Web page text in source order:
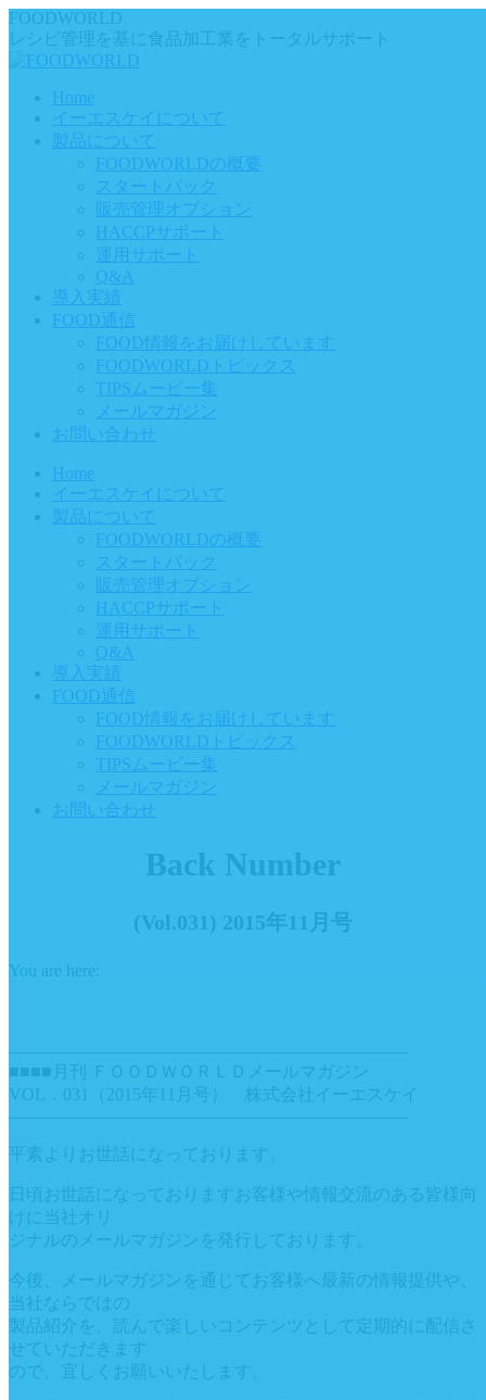
Skip
to
content
FOODWORLD
レシピ管理を基に食品加工業をトータルサポート
Home
イーエスケイについて
製品について
FOODWORLDの概要
スタートパック
販売管理オプション
HACCPサポート
運用サポート
Q&A
導入実績
FOOD通信
FOOD情報をお届けしています
FOODWORLDトピックス
TIPSムービー集
メールマガジン
お問い合わせ
Home
イーエスケイについて
製品について
FOODWORLDの概要
スタートパック
販売管理オプション
HACCPサポート
運用サポート
Q&A
導入実績
FOOD通信
FOOD情報をお届けしています
FOODWORLDトピックス
TIPSムービー集
メールマガジン
お問い合わせ
Back Number
(Vol.031) 2015年11月号
You are here:
■■■■月刊 ＦＯＯＤＷＯＲＬＤメールマガジン
VOL．031（2015年11月号） 株式会社イーエスケイ
平素よりお世話になっております。
日頃お世話になっておりますお客様や情報交流のある皆様向
けに当社オリ
ジナルのメールマガジンを発行しております。
今後、メールマガジンを通じてお客様へ最新の情報提供や、
当社ならではの
製品紹介を、読んで楽しいコンテンツとして定期的に配信さ
せていただきます
ので、宜しくお願いいたします。